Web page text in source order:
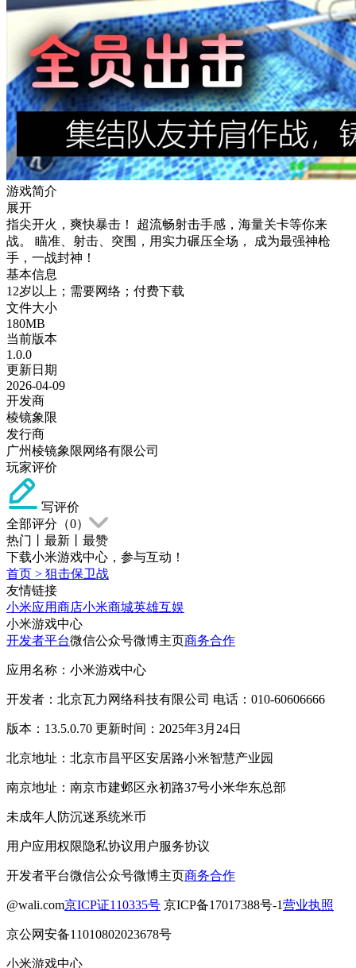
游戏简介
展开
指尖开火，爽快暴击！ 超流畅射击手感，海量关卡等你来
战。 瞄准、射击、突围，用实力碾压全场， 成为最强神枪
手，一战封神！
基本信息
12岁以上；需要网络；付费下载
文件大小
180MB
当前版本
1.0.0
更新日期
2026-04-09
开发商
棱镜象限
发行商
广州棱镜象限网络有限公司
玩家评价
写评价
全部评分（0）
热门
最新
最赞
下载小米游戏中心，参与互动！
首页 > 狙击保卫战
友情链接
小米应用商店小米商城英雄互娱
小米游戏中心
开发者平台微信公众号微博主页商务合作
应用名称：小米游戏中心
开发者：北京瓦力网络科技有限公司 电话：010-60606666
版本：13.5.0.70 更新时间：2025年3月24日
北京地址：北京市昌平区安居路小米智慧产业园
南京地址：南京市建邺区永初路37号小米华东总部
未成年人防沉迷系统米币
用户应用权限隐私协议用户服务协议
开发者平台微信公众号微博主页商务合作
@wali.com京ICP证110335号 京ICP备17017388号-1营业执照
京公网安备11010802023678号
小米游戏中心